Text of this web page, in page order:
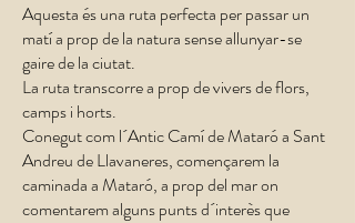
Aquesta és una ruta perfecta per passar un
matí a prop de la natura sense allunyar-se
gaire de la ciutat.
La ruta transcorre a prop de vivers de flors,
camps i horts.
Conegut com l´Antic Camí de Mataró a Sant
Andreu de Llavaneres, començarem la
caminada a Mataró, a prop del mar on
comentarem alguns punts d´interès que